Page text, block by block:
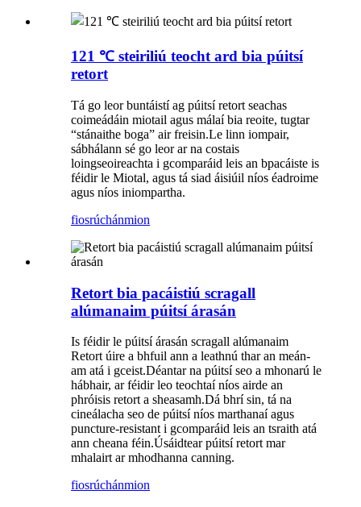
121 ℃ steiriliú teocht ard bia púitsí
retort
Tá go leor buntáistí ag púitsí retort seachas
coimeádáin miotail agus málaí bia reoite, tugtar
“stánaithe boga” air freisin.Le linn iompair,
sábhálann sé go leor ar na costais
loingseoireachta i gcomparáid leis an bpacáiste is
féidir le Miotal, agus tá siad áisiúil níos éadroime
agus níos iniompartha.
fiosrúchánmion
Retort bia pacáistiú scragall
alúmanaim púitsí árasán
Is féidir le púitsí árasán scragall alúmanaim
Retort úire a bhfuil ann a leathnú thar an meán-
am atá i gceist.Déantar na púitsí seo a mhonarú le
hábhair, ar féidir leo teochtaí níos airde an
phróisis retort a sheasamh.Dá bhrí sin, tá na
cineálacha seo de púitsí níos marthanaí agus
puncture-resistant i gcomparáid leis an tsraith atá
ann cheana féin.Úsáidtear púitsí retort mar
mhalairt ar mhodhanna canning.
fiosrúchánmion